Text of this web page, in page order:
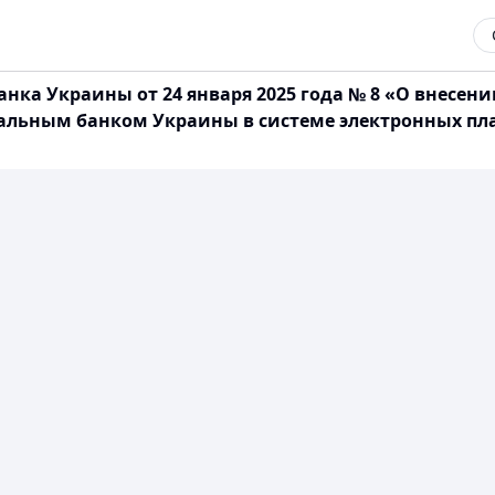
Украины от 24 января 2025 года № 8 «О
банком Украины в системе электронных